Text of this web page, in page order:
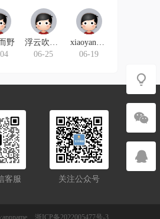
野
浮云吹作雪
06-25
xiaoyang5467
06-19
关注公众号
客服
浙ICP备2022005477号-3